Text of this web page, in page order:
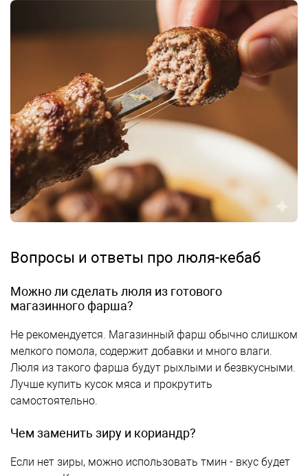
Вопросы и ответы про люля-кебаб
Можно ли сделать люля из готового
магазинного фарша?
Не рекомендуется. Магазинный фарш обычно слишком
мелкого помола, содержит добавки и много влаги.
Люля из такого фарша будут рыхлыми и безвкусными.
Лучше купить кусок мяса и прокрутить
самостоятельно.
Чем заменить зиру и кориандр?
Если нет зиры, можно использовать тмин - вкус будет